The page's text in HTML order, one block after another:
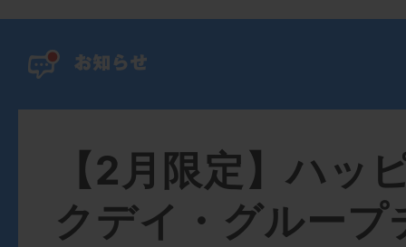
【2月限定】ハッ
クデイ・グループ